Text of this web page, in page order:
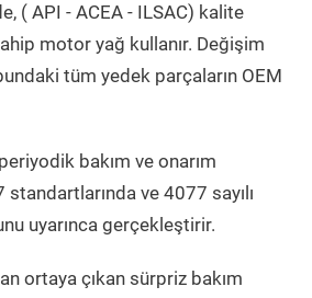
( API - ACEA - ILSAC) kalite
motor yağ kullanır. Değişim
tüm yedek parçaların OEM
bakım ve onarım
ve 4077 sayılı
uyarınca gerçekleştirir.
ortaya çıkan sürpriz bakım